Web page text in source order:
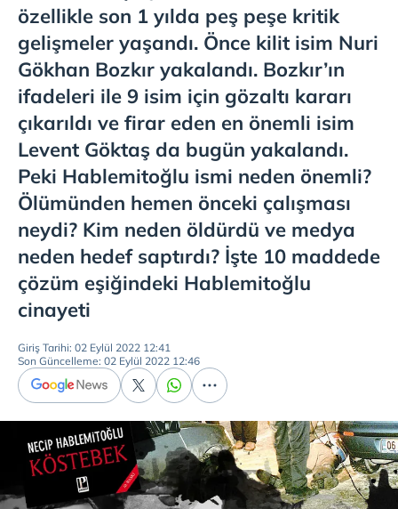
özellikle son 1 yılda peş peşe kritik
gelişmeler yaşandı. Önce kilit isim Nuri
Gökhan Bozkır yakalandı. Bozkır’ın
ifadeleri ile 9 isim için gözaltı kararı
çıkarıldı ve firar eden en önemli isim
Levent Göktaş da bugün yakalandı.
Peki Hablemitoğlu ismi neden önemli?
Ölümünden hemen önceki çalışması
neydi? Kim neden öldürdü ve medya
neden hedef saptırdı? İşte 10 maddede
çözüm eşiğindeki Hablemitoğlu
cinayeti
Giriş Tarihi: 02 Eylül 2022 12:41
Son Güncelleme: 02 Eylül 2022 12:46